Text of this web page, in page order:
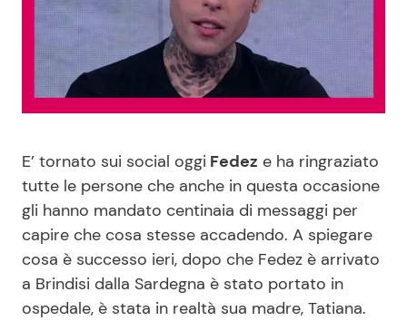
Benessere
Mondo Mamma
News benessere
Salute
Cucina e Ricette
Consigli di Cucina
Le Ricette in TV
Primi Piatti
Ricette Facili e Veloci
E’ tornato sui social oggi Fedez e ha ringraziato
tutte le persone che anche in questa occasione
gli hanno mandato centinaia di messaggi per
capire che cosa stesse accadendo. A spiegare
cosa è successo ieri, dopo che Fedez è arrivato
a Brindisi dalla Sardegna è stato portato in
ospedale, è stata in realtà sua madre, Tatiana.